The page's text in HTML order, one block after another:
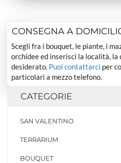
CONSEGNA A
Scegli fra i bouquet, le piante, i
orchidee ed inserisci la località, la
desiderato. Puoi contattarci per
particolari a mezzo telefono.
CATEGORIE
SAN VALENTINO
TERRARIUM
BOUQUET